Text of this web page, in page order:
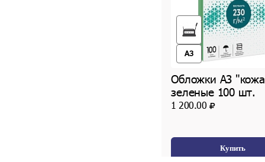
A3
Обложки А3
зеленые 100 шт.
1 200.00
Купить